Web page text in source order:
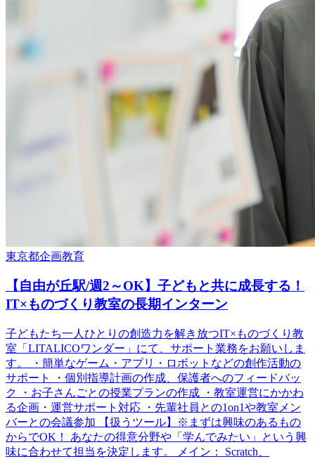
東京都企画教育
【自由が丘駅/週2～OK】子どもと共に成長する！
IT×ものづくり教室の長期インターン
子どもたち一人ひとりの創造力を解き放つIT×ものづくり教
室「LITALICOワンダー」にて、サポート業務をお願いしま
す。 ・簡単なゲーム・アプリ・ロボットなどの創作活動の
サポート ・個別指導計画の作成、保護者へのフィードバッ
ク ・お子さんごとの授業プランの作成 ・教室運営にかかわ
る企画・運営サポート対応 ・先輩社員との1on1や教室メン
バーとの会議参加 【扱うツール】※まずは興味のあるもの
からでOK！ あなたの得意分野や「学んでみたい」という興
味に合わせて担当を決定します。 メイン： Scratch、